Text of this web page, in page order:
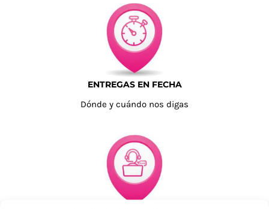
ENTREGAS EN FECHA
Dónde y cuándo nos digas